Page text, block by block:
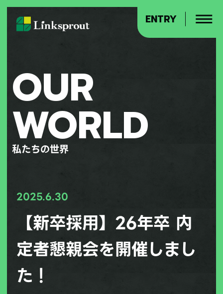
ENTRY
OUR
WORLD
私たちの世界
2025.6.30
【新卒採用】26年卒 内
定者懇親会を開催しまし
た！